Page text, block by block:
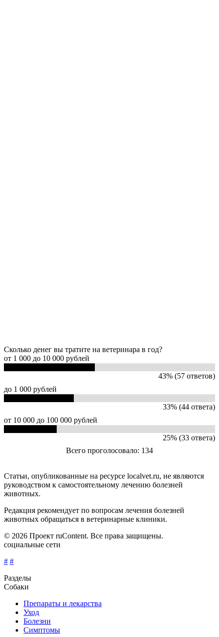
Сколько денег вы тратите на ветеринара в год?
от 1 000 до 10 000 рублей
43% (57 ответов)
до 1 000 рублей
33% (44 ответа)
от 10 000 до 100 000 рублей
25% (33 ответа)
Всего проголосовало: 134
Статьи, опубликованные на ресурсе localvet.ru, не являются
руководством к самостоятельному лечению болезней
животных.
Редакция рекомендует по вопросам лечения болезней
животных обращаться в ветеринарные клиники.
© 2026 Проект ruContent. Все права защищены.
социальные сети
# #
Разделы
Собаки
Препараты и лекарства
Уход
Болезни
Симптомы